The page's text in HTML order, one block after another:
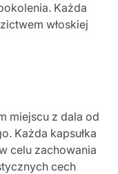
Każda
włoskiej
miejscu z dala od
Każda kapsułka
celu zachowania
cech